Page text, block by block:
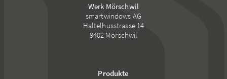
Werk Mörschwil
smartwindows AG
Haltelhusstrasse 14
9402 Mörschwil
Produkte